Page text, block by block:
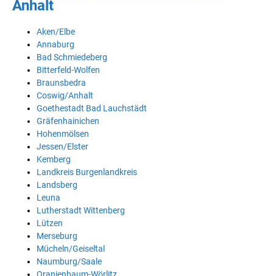
Anhalt
Aken/Elbe
Annaburg
Bad Schmiedeberg
Bitterfeld-Wolfen
Braunsbedra
Coswig/Anhalt
Goethestadt Bad Lauchstädt
Gräfenhainichen
Hohenmölsen
Jessen/Elster
Kemberg
Landkreis Burgenlandkreis
Landsberg
Leuna
Lutherstadt Wittenberg
Lützen
Merseburg
Mücheln/Geiseltal
Naumburg/Saale